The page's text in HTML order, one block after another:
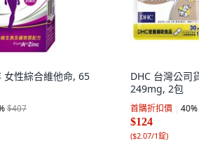
性綜合維他命, 65
$407
DHC 台灣公司
249mg, 2包
首購折扣價 40%
$124
($2.07/1錠)